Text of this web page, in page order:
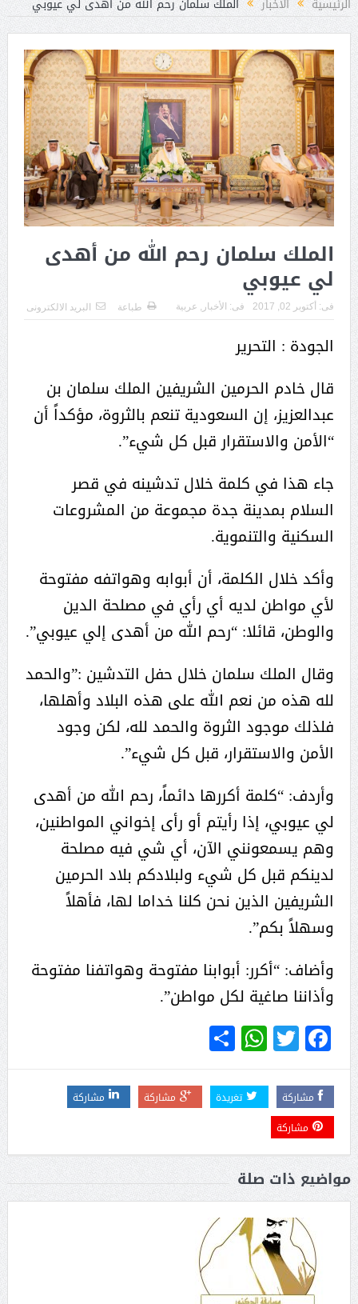
الملك سلمان رحم الله من أهدى
لي عيوبي
فى: أكتوبر 02, 2017 فى: الأخبار , عربية طباعة البريد الالكترونى
الجودة : التحرير
قال خادم الحرمين الشريفين الملك سلمان بن
عبدالعزيز، إن السعودية تنعم بالثروة، مؤكداً أن
“الأمن والاستقرار قبل كل شيء”.
جاء هذا في كلمة خلال تدشينه في قصر
السلام بمدينة جدة مجموعة من المشروعات
السكنية والتنموية.
وأكد خلال الكلمة، أن أبوابه وهواتفه مفتوحة
لأي مواطن لديه أي رأي في مصلحة الدين
والوطن، قائلا: “رحم الله من أهدى إلي عيوبي”.
وقال الملك سلمان خلال حفل التدشين :”والحمد
لله هذه من نعم الله على هذه البلاد وأهلها،
فلذلك موجود الثروة والحمد لله، لكن وجود
الأمن والاستقرار، قبل كل شيء”.
وأردف: “كلمة أكررها دائماً، رحم الله من أهدى
لي عيوبي، إذا رأيتم أو رأى إخواني المواطنين،
وهم يسمعونني الآن، أي شي فيه مصلحة
لدينكم قبل كل شيء ولبلادكم بلاد الحرمين
الشريفين الذين نحن كلنا خداما لها، فأهلاً
وسهلاً بكم”.
وأضاف: “أكرر: أبوابنا مفتوحة وهواتفنا مفتوحة
وأذاننا صاغية لكل مواطن”.
Facebook
Twitter
WhatsApp
Share
مشاركة تغريدة مشاركة
مشاركة
مشاركة
مواضيع ذات صلة